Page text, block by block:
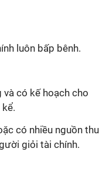
luôn bấp bênh.
có kế hoạch cho
có nhiều nguồn thu
giỏi tài chính.